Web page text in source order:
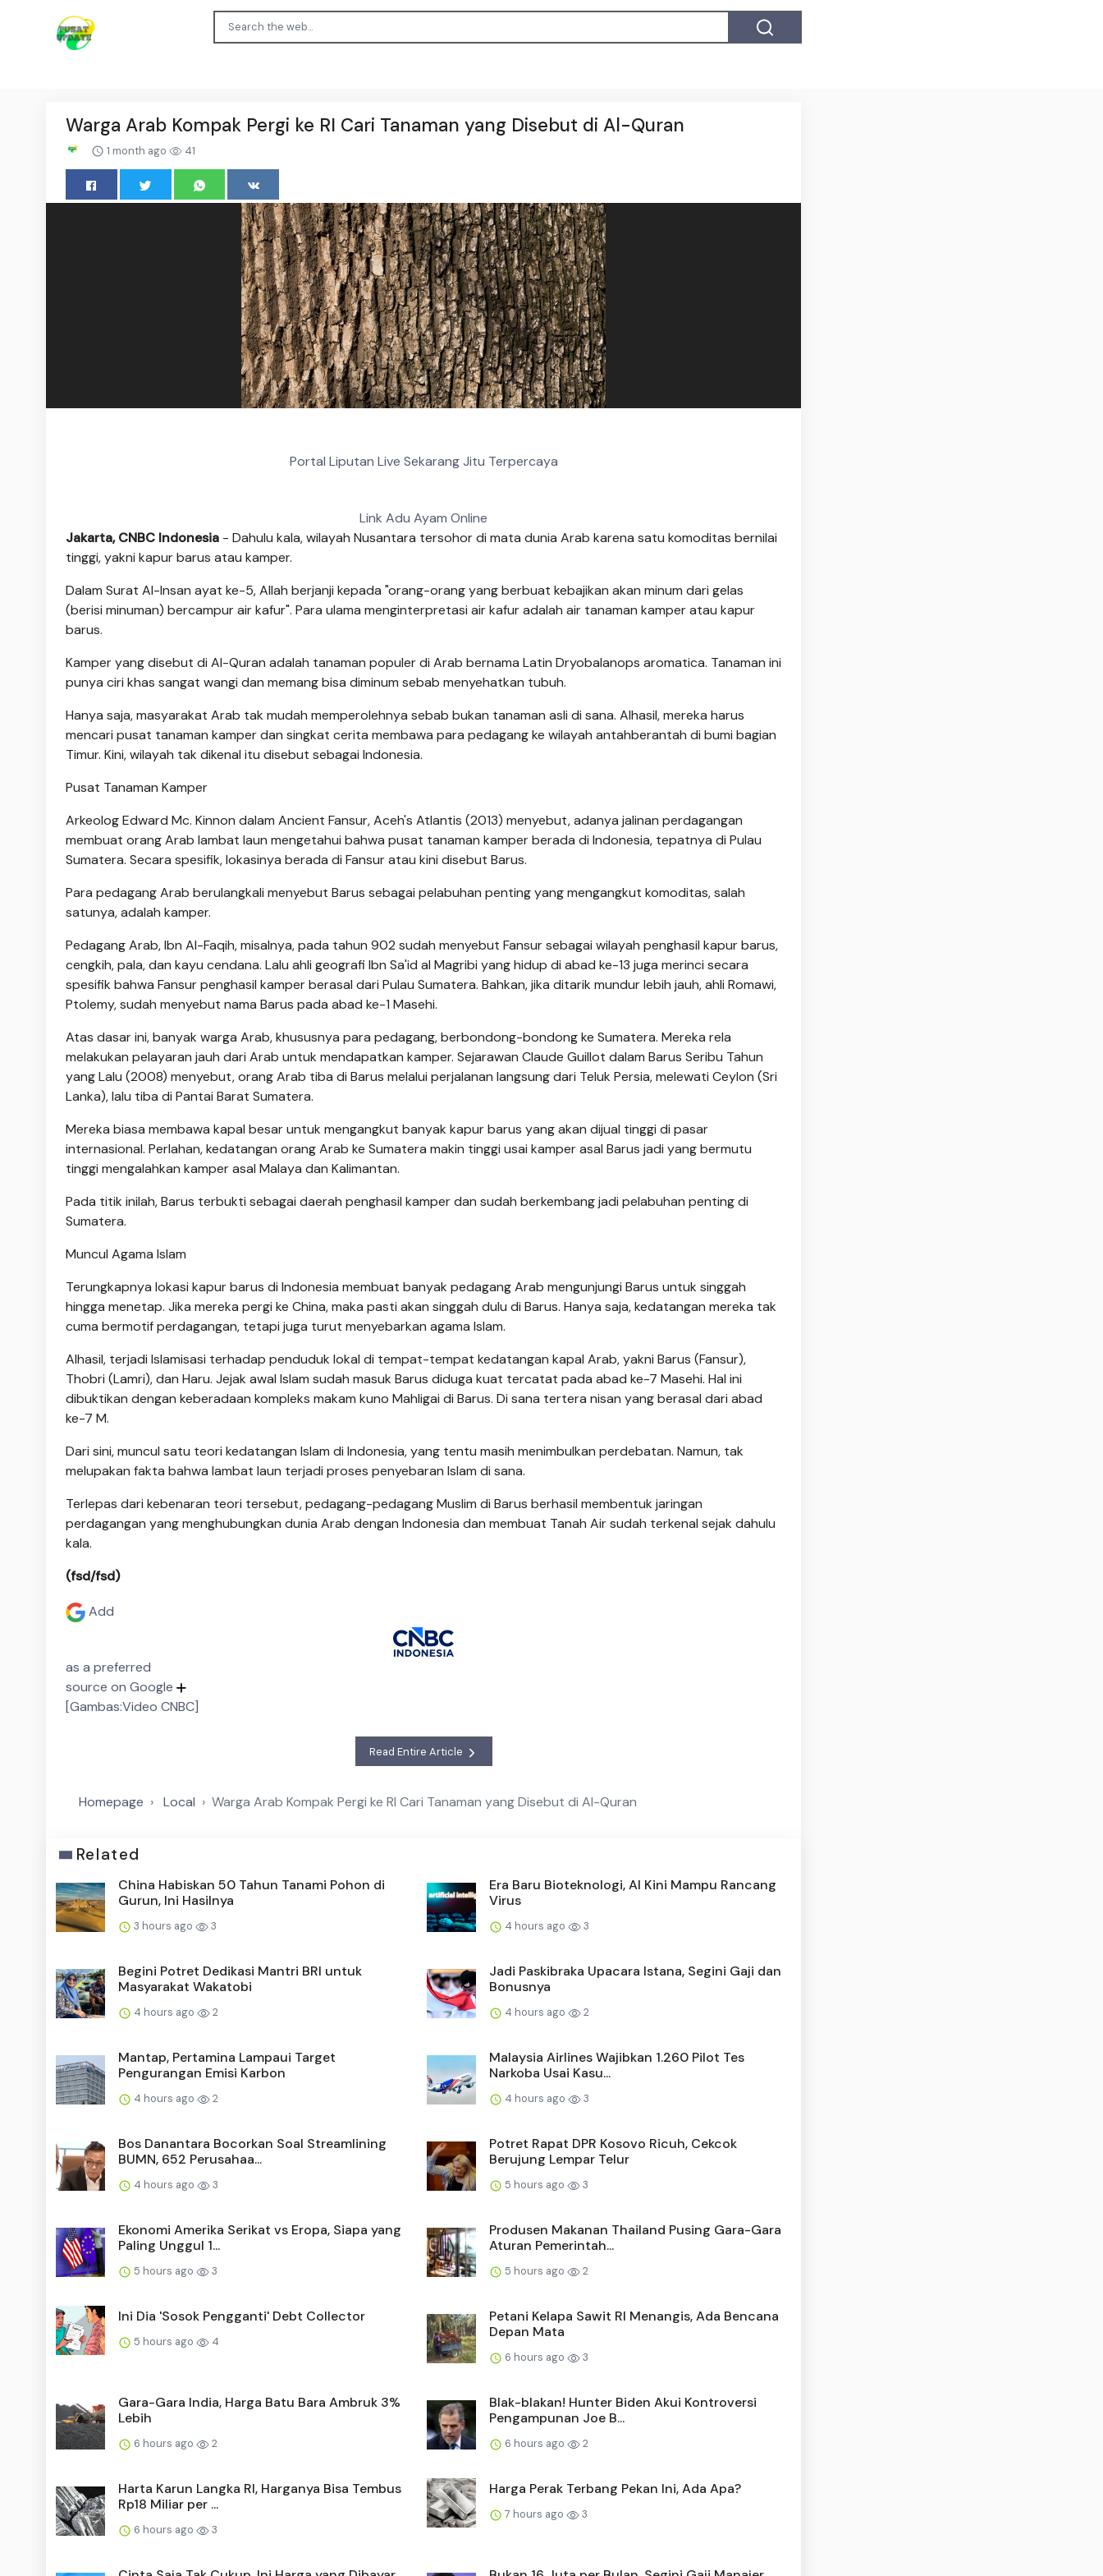
Warga Arab Kompak Pergi ke RI Cari Tanaman yang Disebut di Al-Quran
1 month ago 41
Portal Liputan Live Sekarang Jitu Terpercaya
Link Adu Ayam Online
Jakarta, CNBC Indonesia - Dahulu kala, wilayah Nusantara tersohor di mata dunia Arab karena satu komoditas bernilai
tinggi, yakni kapur barus atau kamper.
Dalam Surat Al-Insan ayat ke-5, Allah berjanji kepada "orang-orang yang berbuat kebajikan akan minum dari gelas
(berisi minuman) bercampur air kafur". Para ulama menginterpretasi air kafur adalah air tanaman kamper atau kapur
barus.
Kamper yang disebut di Al-Quran adalah tanaman populer di Arab bernama Latin Dryobalanops aromatica. Tanaman ini
punya ciri khas sangat wangi dan memang bisa diminum sebab menyehatkan tubuh.
Hanya saja, masyarakat Arab tak mudah memperolehnya sebab bukan tanaman asli di sana. Alhasil, mereka harus
mencari pusat tanaman kamper dan singkat cerita membawa para pedagang ke wilayah antahberantah di bumi bagian
Timur. Kini, wilayah tak dikenal itu disebut sebagai Indonesia.
Pusat Tanaman Kamper
Arkeolog Edward Mc. Kinnon dalam Ancient Fansur, Aceh's Atlantis (2013) menyebut, adanya jalinan perdagangan
membuat orang Arab lambat laun mengetahui bahwa pusat tanaman kamper berada di Indonesia, tepatnya di Pulau
Sumatera. Secara spesifik, lokasinya berada di Fansur atau kini disebut Barus.
Para pedagang Arab berulangkali menyebut Barus sebagai pelabuhan penting yang mengangkut komoditas, salah
satunya, adalah kamper.
Pedagang Arab, Ibn Al-Faqih, misalnya, pada tahun 902 sudah menyebut Fansur sebagai wilayah penghasil kapur barus,
cengkih, pala, dan kayu cendana. Lalu ahli geografi Ibn Sa'id al Magribi yang hidup di abad ke-13 juga merinci secara
spesifik bahwa Fansur penghasil kamper berasal dari Pulau Sumatera. Bahkan, jika ditarik mundur lebih jauh, ahli Romawi,
Ptolemy, sudah menyebut nama Barus pada abad ke-1 Masehi.
Atas dasar ini, banyak warga Arab, khususnya para pedagang, berbondong-bondong ke Sumatera. Mereka rela
melakukan pelayaran jauh dari Arab untuk mendapatkan kamper. Sejarawan Claude Guillot dalam Barus Seribu Tahun
yang Lalu (2008) menyebut, orang Arab tiba di Barus melalui perjalanan langsung dari Teluk Persia, melewati Ceylon (Sri
Lanka), lalu tiba di Pantai Barat Sumatera.
Mereka biasa membawa kapal besar untuk mengangkut banyak kapur barus yang akan dijual tinggi di pasar
internasional. Perlahan, kedatangan orang Arab ke Sumatera makin tinggi usai kamper asal Barus jadi yang bermutu
tinggi mengalahkan kamper asal Malaya dan Kalimantan.
Pada titik inilah, Barus terbukti sebagai daerah penghasil kamper dan sudah berkembang jadi pelabuhan penting di
Sumatera.
Muncul Agama Islam
Terungkapnya lokasi kapur barus di Indonesia membuat banyak pedagang Arab mengunjungi Barus untuk singgah
hingga menetap. Jika mereka pergi ke China, maka pasti akan singgah dulu di Barus. Hanya saja, kedatangan mereka tak
cuma bermotif perdagangan, tetapi juga turut menyebarkan agama Islam.
Alhasil, terjadi Islamisasi terhadap penduduk lokal di tempat-tempat kedatangan kapal Arab, yakni Barus (Fansur),
Thobri (Lamri), dan Haru. Jejak awal Islam sudah masuk Barus diduga kuat tercatat pada abad ke-7 Masehi. Hal ini
dibuktikan dengan keberadaan kompleks makam kuno Mahligai di Barus. Di sana tertera nisan yang berasal dari abad
ke-7 M.
Dari sini, muncul satu teori kedatangan Islam di Indonesia, yang tentu masih menimbulkan perdebatan. Namun, tak
melupakan fakta bahwa lambat laun terjadi proses penyebaran Islam di sana.
Terlepas dari kebenaran teori tersebut, pedagang-pedagang Muslim di Barus berhasil membentuk jaringan
perdagangan yang menghubungkan dunia Arab dengan Indonesia dan membuat Tanah Air sudah terkenal sejak dahulu
kala.
(fsd/fsd)
Add
as a preferred
source on Google
[Gambas:Video CNBC]
Read Entire Article
Homepage Local Warga Arab Kompak Pergi ke RI Cari Tanaman yang Disebut di Al-Quran
Related
China Habiskan 50 Tahun Tanami Pohon di
Gurun, Ini Hasilnya
3 hours ago 3
Era Baru Bioteknologi, AI Kini Mampu Rancang
Virus
4 hours ago 3
Begini Potret Dedikasi Mantri BRI untuk
Masyarakat Wakatobi
4 hours ago 2
Jadi Paskibraka Upacara Istana, Segini Gaji dan
Bonusnya
4 hours ago 2
Mantap, Pertamina Lampaui Target
Pengurangan Emisi Karbon
4 hours ago 2
Malaysia Airlines Wajibkan 1.260 Pilot Tes
Narkoba Usai Kasu...
4 hours ago 3
Bos Danantara Bocorkan Soal Streamlining
BUMN, 652 Perusahaa...
4 hours ago 3
Potret Rapat DPR Kosovo Ricuh, Cekcok
Berujung Lempar Telur
5 hours ago 3
Ekonomi Amerika Serikat vs Eropa, Siapa yang
Paling Unggul 1...
5 hours ago 3
Produsen Makanan Thailand Pusing Gara-Gara
Aturan Pemerintah...
5 hours ago 2
Ini Dia 'Sosok Pengganti' Debt Collector
5 hours ago 4
Petani Kelapa Sawit RI Menangis, Ada Bencana
Depan Mata
6 hours ago 3
Gara-Gara India, Harga Batu Bara Ambruk 3%
Lebih
6 hours ago 2
Blak-blakan! Hunter Biden Akui Kontroversi
Pengampunan Joe B...
6 hours ago 2
Harta Karun Langka RI, Harganya Bisa Tembus
Rp18 Miliar per ...
6 hours ago 3
Harga Perak Terbang Pekan Ini, Ada Apa?
7 hours ago 3